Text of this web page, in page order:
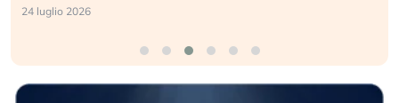
24 luglio 2026